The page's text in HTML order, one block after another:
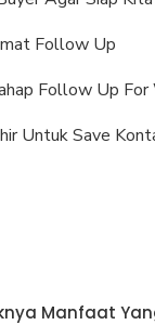
Follow Up
Follow Up
Untuk Save
Manfaat